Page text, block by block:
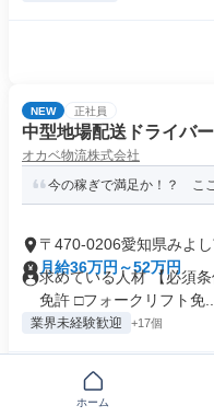
NEW 正社員
中型地場配送ドライバー
オカベ物流株式会社
今の稼ぎで満足か！？ こ
〒470-0206愛知県みよ
月給36万円～52万円
求めている人材 【必須
免許 □フォークリフト免...
業界未経験歓迎 +17個
ホーム